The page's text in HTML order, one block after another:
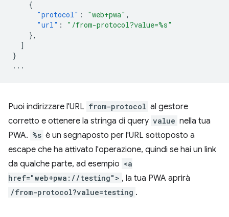
{
"protocol" : "web+pwa" ,
"url" :
"/from-protocol?value=%s"
},
]
}
...
Puoi indirizzare l'URL from-protocol al gestore
corretto e ottenere la stringa di query value nella tua
PWA. %s è un segnaposto per l'URL sottoposto a
escape che ha attivato l'operazione, quindi se hai un link
da qualche parte, ad esempio <a
href="web+pwa://testing"> , la tua PWA aprirà
/from-protocol?value=testing .